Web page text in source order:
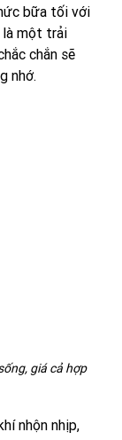
bữa tối với
là một trải
chắn sẽ
nhớ.
giá cả hợp
nhộn nhịp,